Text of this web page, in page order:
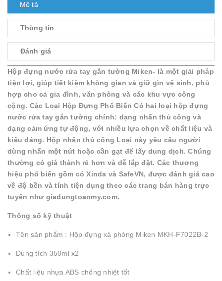
Mô tả
Thông tin
Đánh giá
Hộp đựng nước rửa tay gắn tường Miken- là một giải pháp
tiện lợi, giúp tiết kiệm không gian và giữ gìn vệ sinh, phù
hợp cho cả gia đình, văn phòng và các khu vực công
cộng. Các Loại Hộp Đựng Phổ Biến Có hai loại hộp đựng
nước rửa tay gắn tường chính: dạng nhấn thủ công và
dạng cảm ứng tự động, với nhiều lựa chọn về chất liệu và
kiểu dáng. Hộp nhấn thủ công Loại này yêu cầu người
dùng nhấn một nút hoặc cần gạt để lấy dung dịch. Chúng
thường có giá thành rẻ hơn và dễ lắp đặt. Các thương
hiệu phổ biến gồm có Xinda và SafeVN, được đánh giá cao
về độ bền và tính tiện dụng theo các trang bán hàng trực
tuyến như giadungtoanmy.com.
Thông số kỹ thuật
Tên sản phẩm : Hộp đựng xà phòng Miken MKH-F7022B-2
Dung tích 350ml x2
Chất liệu nhựa ABS chống nhiệt tốt